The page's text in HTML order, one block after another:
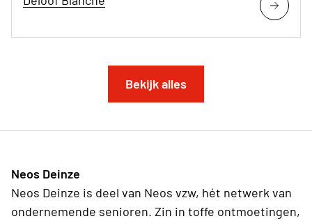
Bekijk alles
Neos Deinze
Neos Deinze is deel van Neos vzw, hét netwerk van
ondernemende senioren. Zin in toffe ontmoetingen,